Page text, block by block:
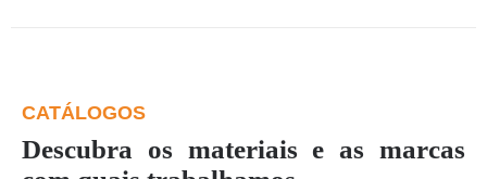
CATÁLOGOS
Descubra os materiais e as marcas